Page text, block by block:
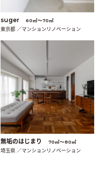
suger 60㎡〜70㎡
東京都 ／マンションリノベーション
無垢のはじまり 70㎡〜80㎡
埼玉県 ／マンションリノベーション